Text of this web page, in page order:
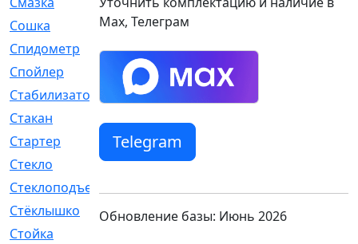
Сошка
[8]
Спидометр
[48]
Спойлер
[29]
Стабилизатор
[596]
Стакан
[7]
Стартер
[176]
Стекло
[11]
Стеклоподъемник
Стёклышко
[20]
Стойка
Max, Телеграм
Telegram
Обновление базы: Июнь 2026